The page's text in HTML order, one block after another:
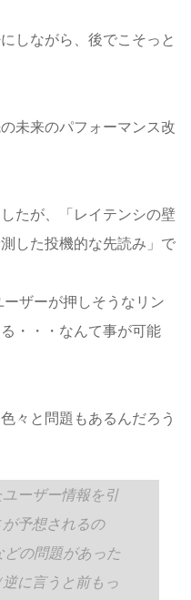
しながら、後でこそっと
未来のパフォーマンス改
たが、「レイテンシの壁
した投機的な先読み」で
ザーが押しそうなリン
・・・なんて事が可能
々と問題もあるんだろう
ーザー情報を引
予想されるの
どの問題があった
に言うと前もっ